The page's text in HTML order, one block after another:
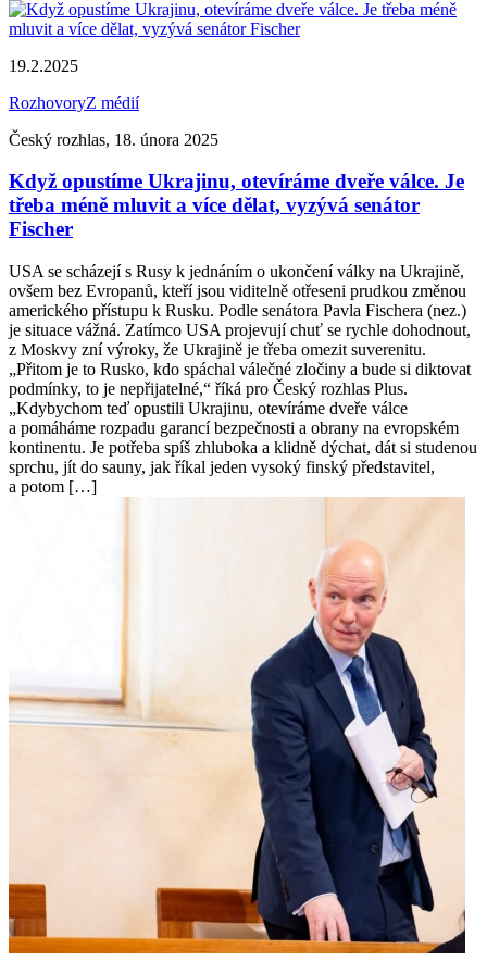
19.2.2025
RozhovoryZ médií
Český rozhlas, 18. února 2025
Když opustíme Ukrajinu, otevíráme dveře válce. Je
třeba méně mluvit a více dělat, vyzývá senátor
Fischer
USA se scházejí s Rusy k jednáním o ukončení války na Ukrajině,
ovšem bez Evropanů, kteří jsou viditelně otřeseni prudkou změnou
amerického přístupu k Rusku. Podle senátora Pavla Fischera (nez.)
je situace vážná. Zatímco USA projevují chuť se rychle dohodnout,
z Moskvy zní výroky, že Ukrajině je třeba omezit suverenitu.
„Přitom je to Rusko, kdo spáchal válečné zločiny a bude si diktovat
podmínky, to je nepřijatelné,“ říká pro Český rozhlas Plus.
„Kdybychom teď opustili Ukrajinu, otevíráme dveře válce
a pomáháme rozpadu garancí bezpečnosti a obrany na evropském
kontinentu. Je potřeba spíš zhluboka a klidně dýchat, dát si studenou
sprchu, jít do sauny, jak říkal jeden vysoký finský představitel,
a potom […]